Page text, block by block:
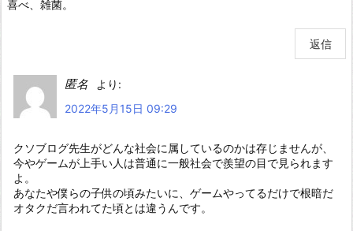
喜べ、雑菌。
返信
匿名
より:
2022年5月15日 09:29
クソブログ先生がどんな社会に属しているのかは存じませんが、
今やゲームが上手い人は普通に一般社会で羨望の目で見られます
よ。
あなたや僕らの子供の頃みたいに、ゲームやってるだけで根暗だ
オタクだ言われてた頃とは違うんです。